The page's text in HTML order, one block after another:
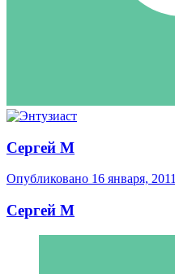
Сергей М
Опубликовано 16 января, 2011
Сергей М